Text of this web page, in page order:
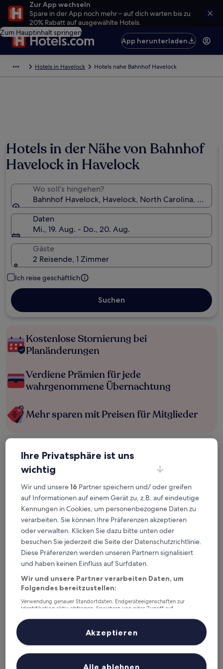
Zur App wechseln
Spare in der App noch mehr – auf dich warten bis zu
20% Rabatt auf ausgewählte Hotels.
Zum Hauptinhalt springen
App herunterladen
Hotels in Havelock Hotels nahe Bahnhof Havelock
Hotels in der Nähe von Bahnhof
Havelock in Havelock
Wo soll’s hingehen?
Bahnhof Havelock, Havelock, North Carolina, USA
Daten
Mi., 19. Aug. - Do., 20. Aug.
Gäste
2 Reisende, 1 Zimmer
Ich reise geschäftlich
Suchen
Kostenlose Stornierung bei
Planänderungen
Verdiene Prämien für jede
wahrgenommene Übernachtung
Mehr sparen mit Preisen für Mitglieder
Überprüfe die Preise für diese Daten
Heute
5. Aug. - 6. Aug.
Morgen
6. Aug. - 7. Aug.
Dieses Wochenende
7. Aug. - 9. Aug.
Nächstes Wochenende
14. Aug. - 16. Aug.
Empfohlene Unterkünfte Preis (aufsteigend)
Deine Ausgangsbasis nahe
Bahnhof Havelock
Havelock Inn & Suites
Ihre Privatsphäre ist uns
wichtig
Wir und unsere16 Partner speichern und/ oder greifen
auf Informationen auf einem Gerät zu, z.B. auf eindeutige
Kennungen in Cookies, um personenbezogene Daten zu
verarbeiten. Sie können Ihre Präferenzen akzeptieren
oder verwalten. Klicken Sie dazu bitte unten oder
besuchen Sie jederzeit die Seite der Datenschutzrichtlinie.
Diese Präferenzen werden unseren Partnern signalisiert
und haben keinen Einfluss auf Surfdaten.
Wir und unsere Partner verarbeiten Daten, um
Folgendes bereitzustellen:
Verwendung genauer Standortdaten. Endgeräteeigenschaften zur
Identifikation aktiv abfragen. Speichern von oder Zugriff auf
Inhalte, Messung von Werbeleistung und der Performance von Inhalten,
Zielgruppenforschung sowie Entwicklung und Verbesserung von
Liste der Partner (Lieferanten)
Alle ablehnen
Akzeptieren